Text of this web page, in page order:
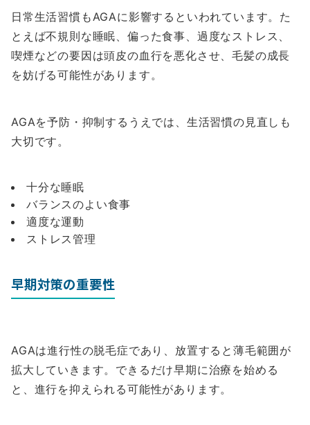
日常生活習慣もAGAに影響するといわれています。た
とえば不規則な睡眠、偏った食事、過度なストレス、
喫煙などの要因は頭皮の血行を悪化させ、毛髪の成長
を妨げる可能性があります。
AGAを予防・抑制するうえでは、生活習慣の見直しも
大切です。
十分な睡眠
バランスのよい食事
適度な運動
ストレス管理
早期対策の重要性
AGAは進行性の脱毛症であり、放置すると薄毛範囲が
拡大していきます。できるだけ早期に治療を始める
と、進行を抑えられる可能性があります。